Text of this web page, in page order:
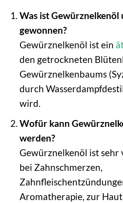
Was ist Gewürznelkenöl
gewonnen?
Gewürznelkenöl ist ein
den getrockneten
Gewürznelkenbaums
durch
wird.
Wofür kann
werden?
Gewürznelkenöl ist sehr
bei Zahnschmerzen,
Aromatherapie, zur